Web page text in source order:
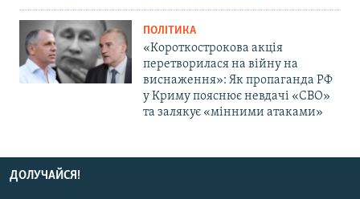
ПОЛІТИКА
«Короткострокова акція
перетворилася на війну на
виснаження»: Як пропаганда РФ
у Криму пояснює невдачі «СВО»
та залякує «мінними атаками»
ДОЛУЧАЙСЯ!